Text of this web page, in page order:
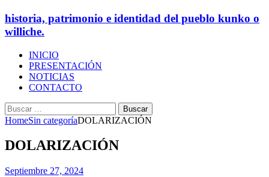
historia, patrimonio e identidad del pueblo kunko o
williche.
INICIO
PRESENTACIÓN
NOTICIAS
CONTACTO
Buscar
por:
HomeSin categoríaDOLARIZACIÓN
DOLARIZACIÓN
Septiembre 27, 2024